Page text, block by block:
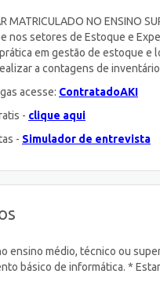
MATRICULADO NO ENSINO
nos setores de Estoque e
em gestão de estoque e
a contagens de
acesse: ContratadoAKI
- clique aqui
- Simulador de entrevista
ensino médio, técnico ou
básico de informática. *